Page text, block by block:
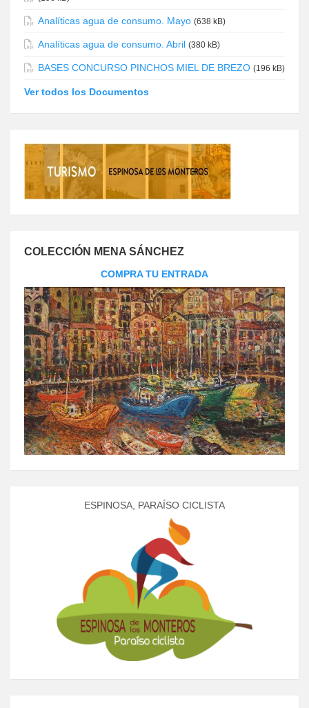
Analíticas agua de consumo. Mayo (638 kB)
Analíticas agua de consumo. Abril (380 kB)
BASES CONCURSO PINCHOS MIEL DE BREZO (196 kB)
Ver todos los Documentos
COLECCIÓN MENA SÁNCHEZ
COMPRA TU ENTRADA
ESPINOSA, PARAÍSO CICLISTA